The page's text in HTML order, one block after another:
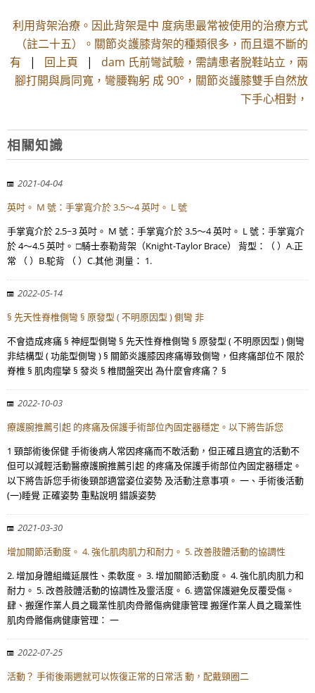
利用背架治療。因此背架是中 度病患最常被使用的治療方式
（註二十五）。關節炎護膝背架的種類很多，而且還不斷的
有 | 回上頁 | dam 氏前彎試驗，需請患者脫鞋站立，兩
腳打開與肩同寬，彎腰鞠躬 成 90°，關節炎護膝雙手自然放
下手心相對，
相關知識
2021-04-04
英吋。 M 號：手掌寬介於 3.5～4 英吋。 L 號
手掌寬介於 2.5~3 英吋。 M 號：手掌寬介於 3.5～4 英吋。 L 號：手掌寬介
於 4～4.5 英吋。 □騎士泰勒背架（Knight-Taylor Brace） 背型：（ ）A.正
常 （ ）B.駝背 （ ）C.其他 測量： 1.
2022-05-14
§ 先天性脊椎側彎 § 原發型 ( 不明原因型 ) 側彎 非
不會造成疼痛 § 神經型側彎 § 先天性脊椎側彎 § 原發型 ( 不明原因型 ) 側彎
非結構型 ( 功能型側彎 ) § 關節炎護膝因疼痛導致側彎，但疼痛部位不 限於
脊椎 § 肌肉痙攣 § 發炎 § 椎間盤突出 為什麼會疼痛？ §
2022-10-03
療護腕推薦引起 的疼痛及保護手術部位內固定器穩定。以下將告訴您
1 頸部術後保健 手術後病人常因疼痛而不敢活動，但正確且適宜的活動不
但可以減輕活動醫療護腕推薦引起 的疼痛及保護手術部位內固定器穩定。
以下將告訴您手術後頸部適當姿位姿勢 及活動注意事項。 一、手術後活動
(一)睡覺 正確姿勢 重點說明 錯誤姿勢
2021-03-30
增加關節活動度。 4. 強化肌肉肌力和耐力。 5. 改善肢體活動的協調性
2. 增加身體組織延展性、柔軟度。 3. 增加關節活動度。 4. 強化肌肉肌力和
耐力。 5. 改善肢體活動的協調性及靈活度。 6. 適當保護避免反覆受傷。
肆、搬運作業人員之職業性肌肉骨骼傷病健康管理 搬運作業人員之職業性
肌肉骨骼傷病健康管理： 一
2022-07-25
活動？ 手術後兩週就可以恢復正常的日常活 動，配戴頸圈二